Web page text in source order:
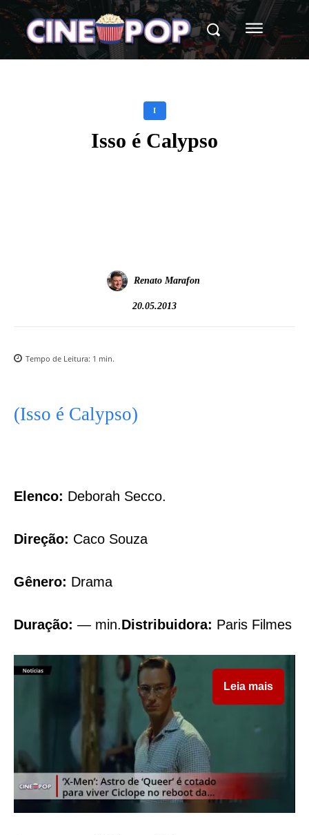
I
Isso é Calypso
Renato Marafon
20.05.2013
Tempo de Leitura: 1 min.
(Isso é Calypso)
Elenco: Deborah Secco.
Direção: Caco Souza
Gênero: Drama
Duração: — min.Distribuidora: Paris Filmes
Leia mais